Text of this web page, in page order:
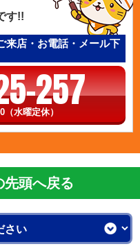
す!!
来店・お電話・メール下
257
水曜定休）
先頭へ戻る